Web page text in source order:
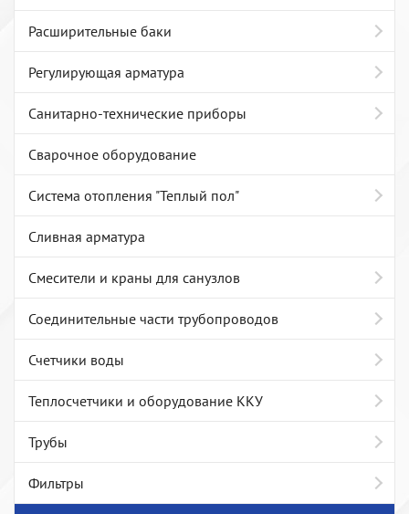
Расширительные баки
Регулирующая арматура
Санитарно-технические приборы
Сварочное оборудование
Система отопления "Теплый пол"
Сливная арматура
Смесители и краны для санузлов
Соединительные части трубопроводов
Счетчики воды
Теплосчетчики и оборудование ККУ
Трубы
Фильтры